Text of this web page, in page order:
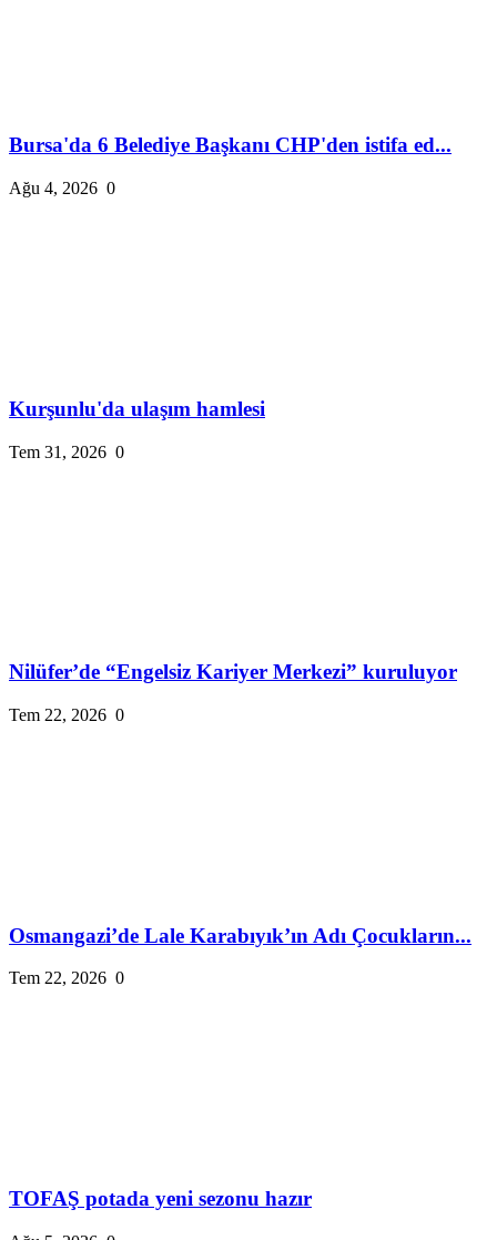
Bursa'da 6 Belediye Başkanı CHP'den istifa ed...
Ağu 4, 2026 0
Kurşunlu'da ulaşım hamlesi
Tem 31, 2026 0
Nilüfer’de “Engelsiz Kariyer Merkezi” kuruluyor
Tem 22, 2026 0
Osmangazi’de Lale Karabıyık’ın Adı Çocukların...
Tem 22, 2026 0
TOFAŞ potada yeni sezonu hazır